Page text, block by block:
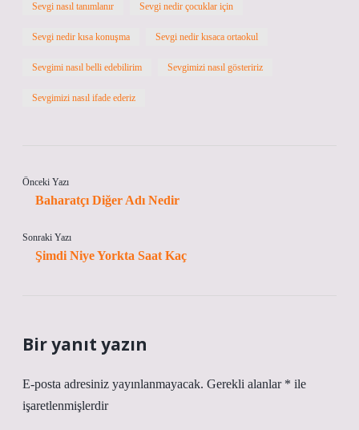
Sevgi nasıl tanımlanır Sevgi nedir çocuklar için
Sevgi nedir kısa konuşma Sevgi nedir kısaca ortaokul
Sevgimi nasıl belli edebilirim Sevgimizi nasıl gösteririz
Sevgimizi nasıl ifade ederiz
Önceki Yazı
Baharatçı Diğer Adı Nedir
Sonraki Yazı
Şimdi Niye Yorkta Saat Kaç
Bir yanıt yazın
E-posta adresiniz yayınlanmayacak. Gerekli alanlar * ile
işaretlenmişlerdir